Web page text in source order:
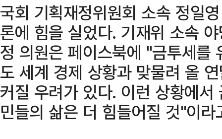
국회 기획재정위원회 소속 정일
론에 힘을 실었다. 기재위 소속
정 의원은 페이스북에 "금투세를
도 세계 경제 상황과 맞물려 올
커질 우려가 있다. 이런 상황에
민들의 삶은 더 힘들어질 것"이라